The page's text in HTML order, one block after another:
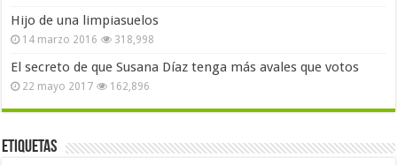
Hijo de una limpiasuelos
14 marzo 2016 318,998
El secreto de que Susana Díaz tenga más avales que votos
22 mayo 2017 162,896
Etiquetas